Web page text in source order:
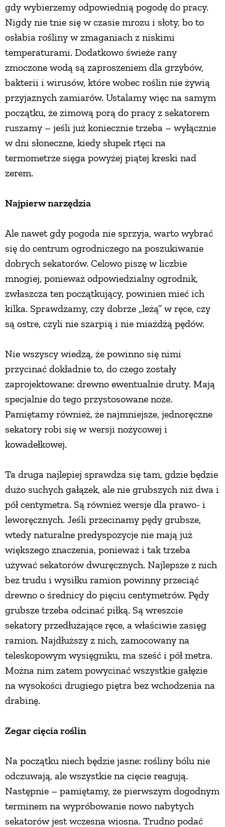
gdy wybierzemy odpowiednią pogodę do pracy.
Nigdy nie tnie się w czasie mrozu i słoty, bo to
osłabia rośliny w zmaganiach z niskimi
temperaturami. Dodatkowo świeże rany
zmoczone wodą są zaproszeniem dla grzybów,
bakterii i wirusów, które wobec roślin nie żywią
przyjaznych zamiarów. Ustalamy więc na samym
początku, że zimową porą do pracy z sekatorem
ruszamy – jeśli już koniecznie trzeba – wyłącznie
w dni słoneczne, kiedy słupek rtęci na
termometrze sięga powyżej piątej kreski nad
zerem.
Najpierw narzędzia
Ale nawet gdy pogoda nie sprzyja, warto wybrać
się do centrum ogrodniczego na poszukiwanie
dobrych sekatorów. Celowo piszę w liczbie
mnogiej, ponieważ odpowiedzialny ogrodnik,
zwłaszcza ten początkujący, powinien mieć ich
kilka. Sprawdzamy, czy dobrze „leżą” w ręce, czy
są ostre, czyli nie szarpią i nie miażdżą pędów.
Nie wszyscy wiedzą, że powinno się nimi
przycinać dokładnie to, do czego zostały
zaprojektowane: drewno ewentualnie druty. Mają
specjalnie do tego przystosowane noże.
Pamiętamy również, że najmniejsze, jednoręczne
sekatory robi się w wersji nożycowej i
kowadełkowej.
Ta druga najlepiej sprawdza się tam, gdzie będzie
dużo suchych gałązek, ale nie grubszych niż dwa i
pół centymetra. Są również wersje dla prawo- i
leworęcznych. Jeśli przecinamy pędy grubsze,
wtedy naturalne predyspozycje nie mają już
większego znaczenia, ponieważ i tak trzeba
używać sekatorów dwuręcznych. Najlepsze z nich
bez trudu i wysiłku ramion powinny przeciąć
drewno o średnicy do pięciu centymetrów. Pędy
grubsze trzeba odcinać piłką. Są wreszcie
sekatory przedłużające ręce, a właściwie zasięg
ramion. Najdłuższy z nich, zamocowany na
teleskopowym wysięgniku, ma sześć i pół metra.
Można nim zatem powycinać wszystkie gałęzie
na wysokości drugiego piętra bez wchodzenia na
drabinę.
Zegar cięcia roślin
Na początku niech będzie jasne: rośliny bólu nie
odczuwają, ale wszystkie na cięcie reagują.
Następnie – pamiętamy, że pierwszym dogodnym
terminem na wypróbowanie nowo nabytych
sekatorów jest wczesna wiosna. Trudno podać
PRZYSTAWKI
ZUPY
DANIA GŁÓWNE
CIASTA I DESERY
DODATKI